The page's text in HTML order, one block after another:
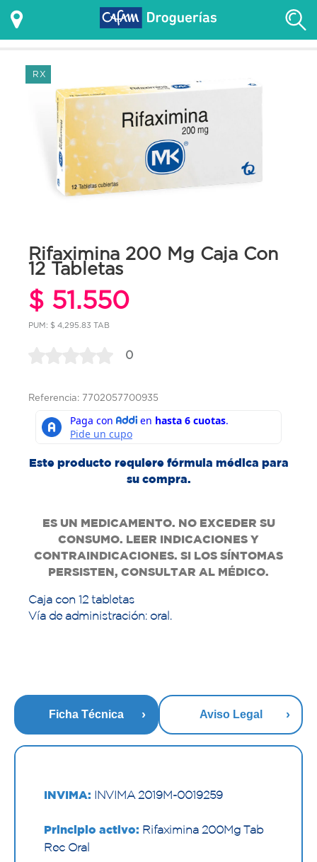
RX
Rifaximina 200 Mg Caja Con
12 Tabletas
$ 51.550
PUM: $ 4,295.83 TAB
0
Referencia: 7702057700935
Este producto requiere fórmula médica para
su compra.
ES UN MEDICAMENTO. NO EXCEDER SU
CONSUMO. LEER INDICACIONES Y
CONTRAINDICACIONES. SI LOS SÍNTOMAS
PERSISTEN, CONSULTAR AL MÉDICO.
Caja con 12 tabletas
Vía de administración: oral.
Ficha Técnica Aviso Legal
INVIMA: INVIMA 2019M-0019259
Principio activo: Rifaximina 200Mg Tab
Rec Oral